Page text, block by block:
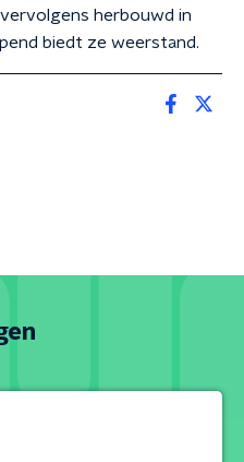
herbouwd in
biedt ze weerstand.